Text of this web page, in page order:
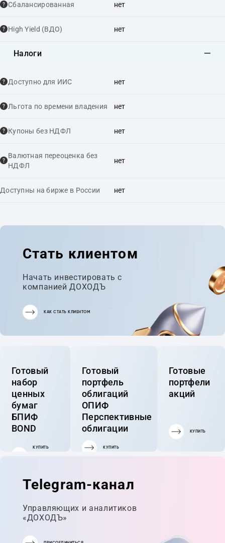
Сбалансированная нет
High Yield (ВДО) нет
Налоги
Доступно для ИИС нет
Льгота по времени владения нет
Купоны без НДФЛ нет
Валютная переоценка без
НДФЛ
нет
Доступны на бирже в России нет
Стать клиентом
Начать инвестировать с
компанией ДОХОДЪ
КАК СТАТЬ КЛИЕНТОМ
Готовый
набор
ценных
бумаг
БПИФ
BOND
КУПИТЬ
Готовый
портфель
облигаций
ОПИФ
Перспективные
облигации
КУПИТЬ
Готовые
портфели
акций
КУПИТЬ
Telegram-канал
Управляющих и аналитиков
«ДОХОДЪ»